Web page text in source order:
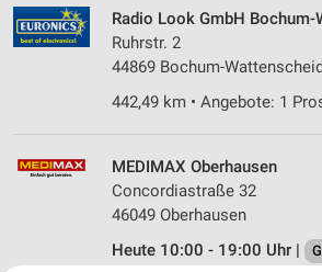
Radio Look GmbH Bochum-
Ruhrstr. 2
44869 Bochum-
442,49 km • Angebote: 1
MEDIMAX Oberhausen
Concordiastraße 32
46049 Oberhausen
Heute 10:00 - 19:00 Uhr |